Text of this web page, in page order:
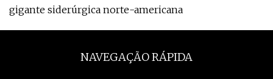
gigante siderúrgica norte-americana
NAVEGAÇÃO RÁPIDA